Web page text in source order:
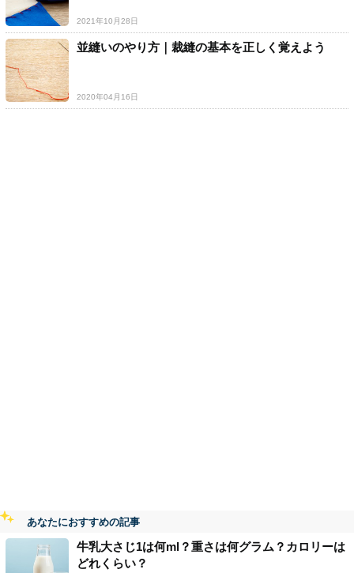
2021年10月28日
並縫いのやり方｜裁縫の基本を正しく覚えよう
2020年04月16日
あなたにおすすめの記事
牛乳大さじ1は何ml？重さは何グラム？カロリーは
どれくらい？